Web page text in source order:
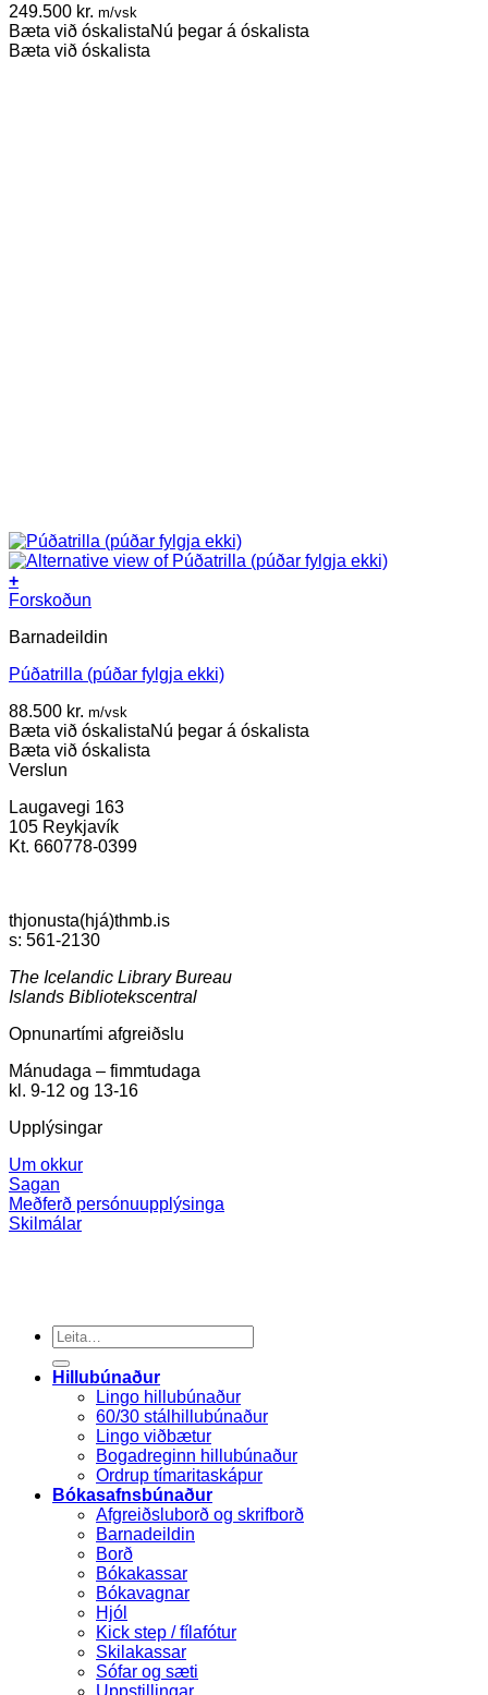
249.500 kr. m/vsk
Bæta við óskalistaNú þegar á óskalista
Bæta við óskalista
+
Forskoðun
Barnadeildin
Púðatrilla (púðar fylgja ekki)
88.500 kr. m/vsk
Bæta við óskalistaNú þegar á óskalista
Bæta við óskalista
Verslun
Laugavegi 163
105 Reykjavík
Kt. 660778-0399
thjonusta(hjá)thmb.is
s: 561-2130
The Icelandic Library Bureau
Islands Bibliotekscentral
Opnunartími afgreiðslu
Mánudaga – fimmtudaga
kl. 9-12 og 13-16
Upplýsingar
Um okkur
Sagan
Meðferð persónuupplýsinga
Skilmálar
Search
for:
Hillubúnaður
Lingo hillubúnaður
60/30 stálhillubúnaður
Lingo viðbætur
Bogadreginn hillubúnaður
Ordrup tímaritaskápur
Bókasafnsbúnaður
Afgreiðsluborð og skrifborð
Barnadeildin
Borð
Bókakassar
Bókavagnar
Hjól
Kick step / fílafótur
Skilakassar
Sófar og sæti
Uppstillingar